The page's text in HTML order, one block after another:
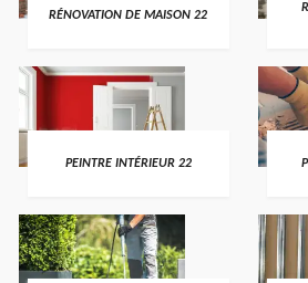
RÉNOVATION DE MAISON 22
PEINTRE INTÉRIEUR 22